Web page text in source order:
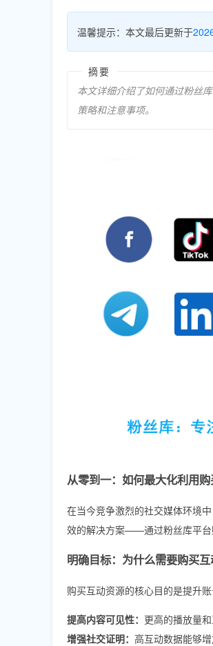
温馨提示：本文最后更新于
摘要
本文详细介绍了如何通过粉丝
策略和注意事项。
从零到一：如何最大化利用
在当今竞争激烈的社交媒体环境
效的解决方案——通过粉丝库平台
明确目标：为什么需要购买互
购买互动资源的核心目的是提升
提高内容可见性： 更高的播放量
增强社交证明： 高互动数据能够